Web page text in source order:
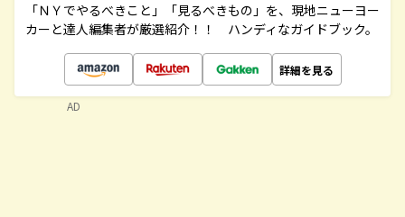
「ＮＹでやるべきこと」「見るべきもの」を、現地ニューヨー
カーと達人編集者が厳選紹介！！ ハンディなガイドブック。
詳細を見る
AD